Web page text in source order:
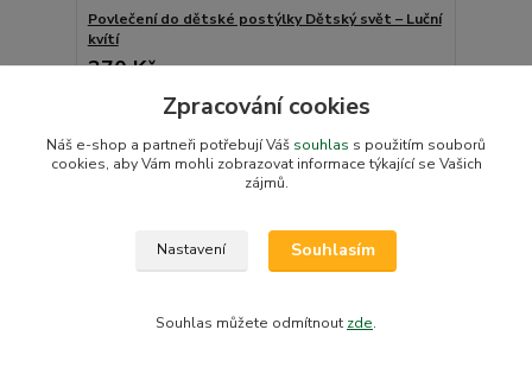
Povlečení do dětské postýlky Dětský svět – Luční
kvítí
370 Kč/ks
Zpracování cookies
Náš e-shop a partneři potřebují Váš souhlas s použitím souborů
cookies, aby Vám mohli zobrazovat informace týkající se Vašich
zájmů.
Nastavení Souhlasím
Souhlas můžete odmítnout zde.